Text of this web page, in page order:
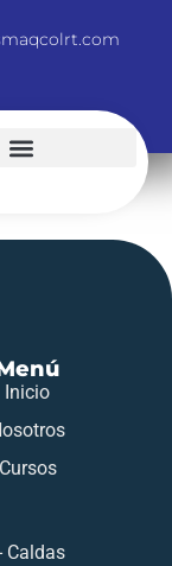
Inicio
Cursos
Caldas